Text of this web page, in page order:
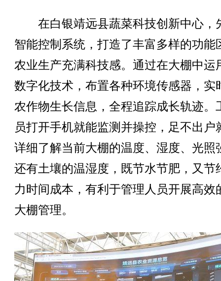
在白银靖远县蔬菜科技创新中心，
智能控制系统，打造了丰富多样的功能
农业生产充满科技感。通过在大棚中运
数字化技术，布置各种环境传感器，实
农作物生长信息，全程追踪成长轨迹。
员打开手机就能监测并操控，足不出户
详细了解当前大棚的温度、湿度、光照
还有土壤的温湿度，既节水节肥，又节
力时间成本，有利于管理人员开展高效
大棚管理。